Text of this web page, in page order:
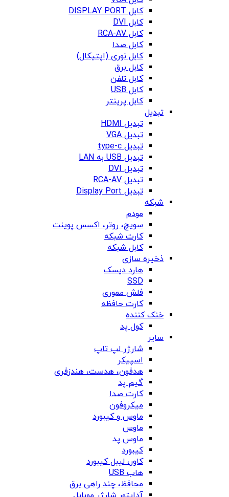
کابل DISPLAY PORT
کابل DVI
کابل RCA-AV
کابل صدا
کابل نوری (اپتیکال)
کابل برق
کابل تلفن
کابل USB
کابل پرینتر
تبدیل
تبدیل HDMI
تبدیل VGA
تبدیل type-c
تبدیل USB به LAN
تبدیل DVI
تبدیل RCA-AV
تبدیل Display Port
شبکه
مودم
سویچ، روتر، اکسس پوینت
کارت شبکه
کابل شبکه
ذخیره سازی
هارد دیسک
SSD
فلش مموری
کارت حافظه
خنک کننده
کول پد
سایر
شارژر لپ تاپ
اسپیکر
هدفون، هدست، هندزفری
گیم پد
کارت صدا
میکروفون
ماوس و کیبورد
ماوس
ماوس پد
کیبورد
کاور، لیبل کیبورد
هاب USB
محافظ، چند راهی برق